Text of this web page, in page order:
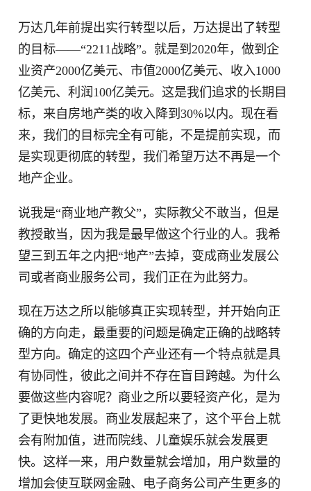
万达几年前提出实行转型以后，万达提出了转型
的目标——“2211战略”。就是到2020年，做到企
业资产2000亿美元、市值2000亿美元、收入1000
亿美元、利润100亿美元。这是我们追求的长期目
标，来自房地产类的收入降到30%以内。现在看
来，我们的目标完全有可能，不是提前实现，而
是实现更彻底的转型，我们希望万达不再是一个
地产企业。
说我是“商业地产教父”，实际教父不敢当，但是
教授敢当，因为我是最早做这个行业的人。我希
望三到五年之内把“地产”去掉，变成商业发展公
司或者商业服务公司，我们正在为此努力。
现在万达之所以能够真正实现转型，并开始向正
确的方向走，最重要的问题是确定正确的战略转
型方向。确定的这四个产业还有一个特点就是具
有协同性，彼此之间并不存在盲目跨越。为什么
要做这些内容呢？商业之所以要轻资产化，是为
了更快地发展。商业发展起来了，这个平台上就
会有附加值，进而院线、儿童娱乐就会发展更
快。这样一来，用户数量就会增加，用户数量的
增加会使互联网金融、电子商务公司产生更多的